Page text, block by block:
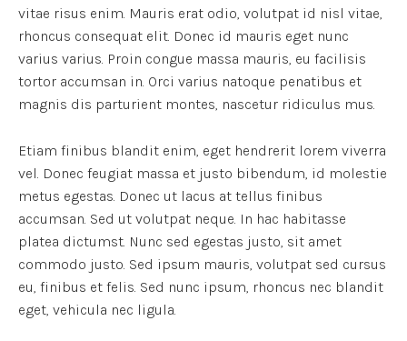
vitae risus enim. Mauris erat odio, volutpat id nisl vitae,
rhoncus consequat elit. Donec id mauris eget nunc
varius varius. Proin congue massa mauris, eu facilisis
tortor accumsan in. Orci varius natoque penatibus et
magnis dis parturient montes, nascetur ridiculus mus.
Etiam finibus blandit enim, eget hendrerit lorem viverra
vel. Donec feugiat massa et justo bibendum, id molestie
metus egestas. Donec ut lacus at tellus finibus
accumsan. Sed ut volutpat neque. In hac habitasse
platea dictumst. Nunc sed egestas justo, sit amet
commodo justo. Sed ipsum mauris, volutpat sed cursus
eu, finibus et felis. Sed nunc ipsum, rhoncus nec blandit
eget, vehicula nec ligula.